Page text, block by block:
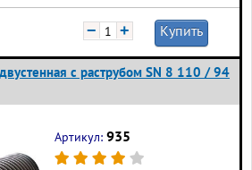
− + Купить
с раструбом SN 8 110 / 94
Артикул: 935